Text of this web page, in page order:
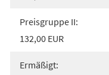
Preisgruppe II:
132,00 EUR
Ermäßigt: